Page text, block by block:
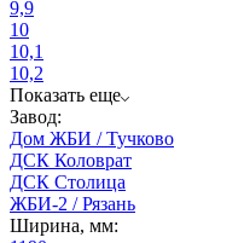
9,9
10
10,1
10,2
Показать еще
Завод:
Дом ЖБИ / Тучково
ДСК Коловрат
ДСК Столица
ЖБИ-2 / Рязань
Ширина, мм: